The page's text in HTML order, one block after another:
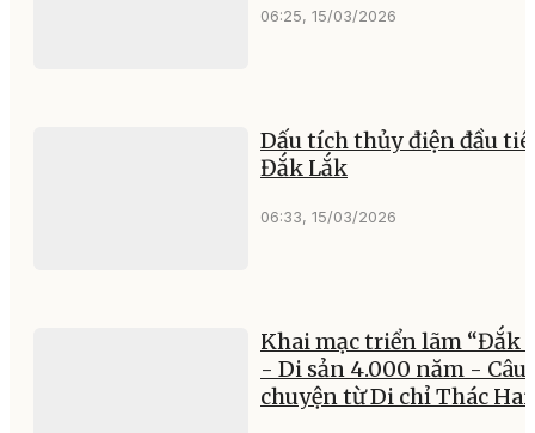
06:25, 15/03/2026
Dấu tích thủy điện đầu
Đắk Lắk
06:33, 15/03/2026
Khai mạc triển lãm “Đắk
- Di sản 4.000 năm - Câu
chuyện từ Di chỉ Thác